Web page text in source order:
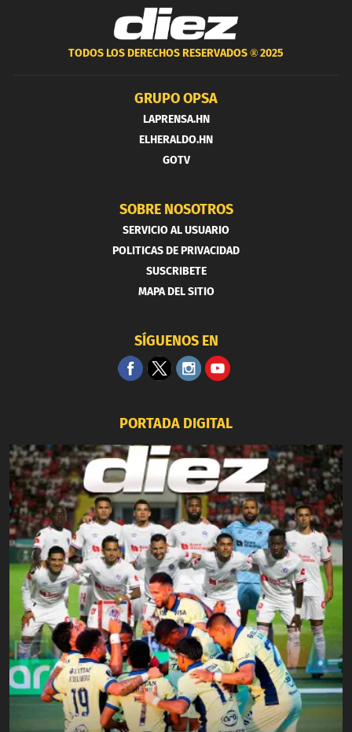
TODOS LOS DERECHOS RESERVADOS ®2025
GRUPO OPSA
LAPRENSA.HN
ELHERALDO.HN
GOTV
SOBRE NOSOTROS
SERVICIO AL USUARIO
POLITICAS DE PRIVACIDAD
SUSCRIBETE
MAPA DEL SITIO
SÍGUENOS EN
PORTADA DIGITAL